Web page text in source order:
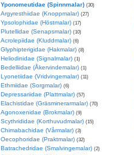
Yponomeutidae (Spinnmalar) (30)
Argyresthiidae (Knoppmalar) (27)
Ypsolophidae (Höstmalar) (17)
Plutellidae (Senapsmalar) (10)
Acrolepiidae (Kluddmalar) (6)
Glyphipterigidae (Hakmalar) (8)
Heliodinidae (Signalmalar) (1)
Bedelliidae (Åkervindemalar) (1)
Lyonetiidae (Vridvingemalar) (11)
Ethmiidae (Sorgmalar) (6)
Depressariidae (Plattmalar) (57)
Elachistidae (Gräsminerarmalar) (70)
Agonoxenidae (Brokmalar) (9)
Scythrididae (Korthuvudmalar) (15)
Chimabachidae (Vårmalar) (3)
Oecophoridae (Praktmalar) (32)
Batrachedridae (Smalvingemalar) (2)